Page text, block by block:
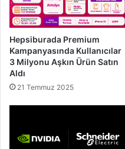
Hepsiburada Premium
Kampanyasında Kullanıcılar
3 Milyonu Aşkın Ürün Satın
Aldı
21 Temmuz 2025